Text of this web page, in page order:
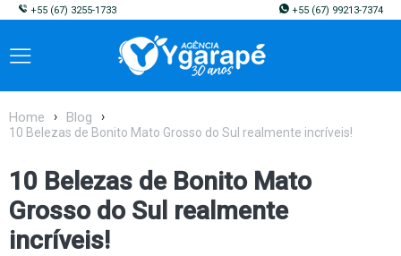
+55 (67) 3255-1733 +55 (67) 99213-7374
Home Blog
10 Belezas de Bonito Mato Grosso do Sul realmente incríveis!
10 Belezas de Bonito Mato
Grosso do Sul realmente
incríveis!